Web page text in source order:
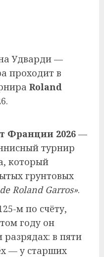
Удварди —
проходит в
Roland
Франции 2026 —
турнир
который
грунтовых
Roland Garros».
м по счёту,
году он
разрядах: в пяти
— у старших